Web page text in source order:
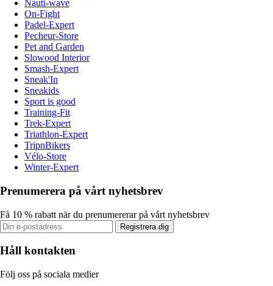
Nauti-wave
On-Fight
Padel-Expert
Pecheur-Store
Pet and Garden
Slowood Interior
Smash-Expert
Sneak'In
Sneakids
Sport is good
Training-Fit
Trek-Expert
Triathlon-Expert
TripnBikers
Vélo-Store
Winter-Expert
Prenumerera på vårt nyhetsbrev
Få 10 % rabatt när du prenumererar på vårt nyhetsbrev
Registrera dig
Håll kontakten
Följ oss på sociala medier